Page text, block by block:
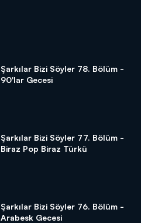
Şarkılar Bizi Söyler 78. Bölüm -
90'lar Gecesi
Şarkılar Bizi Söyler 77. Bölüm -
Biraz Pop Biraz Türkü
Şarkılar Bizi Söyler 76. Bölüm -
Arabesk Gecesi